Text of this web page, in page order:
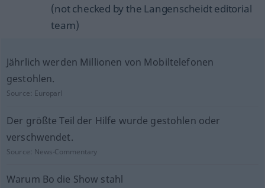
(not checked by the Langenscheidt editorial
team)
Jährlich werden Millionen von Mobiltelefonen
gestohlen.
Source: Europarl
Der größte Teil der Hilfe wurde gestohlen oder
verschwendet.
Source: News-Commentary
Warum Bo die Show stahl